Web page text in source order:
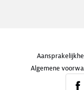
Algemene